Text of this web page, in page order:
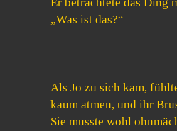
„Was ist das?“
Als Jo zu sich kam,
kaum atmen, und ihr
Sie musste wohl